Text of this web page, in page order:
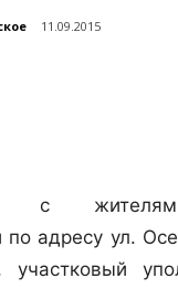
11.09.2015
с
адресу ул.